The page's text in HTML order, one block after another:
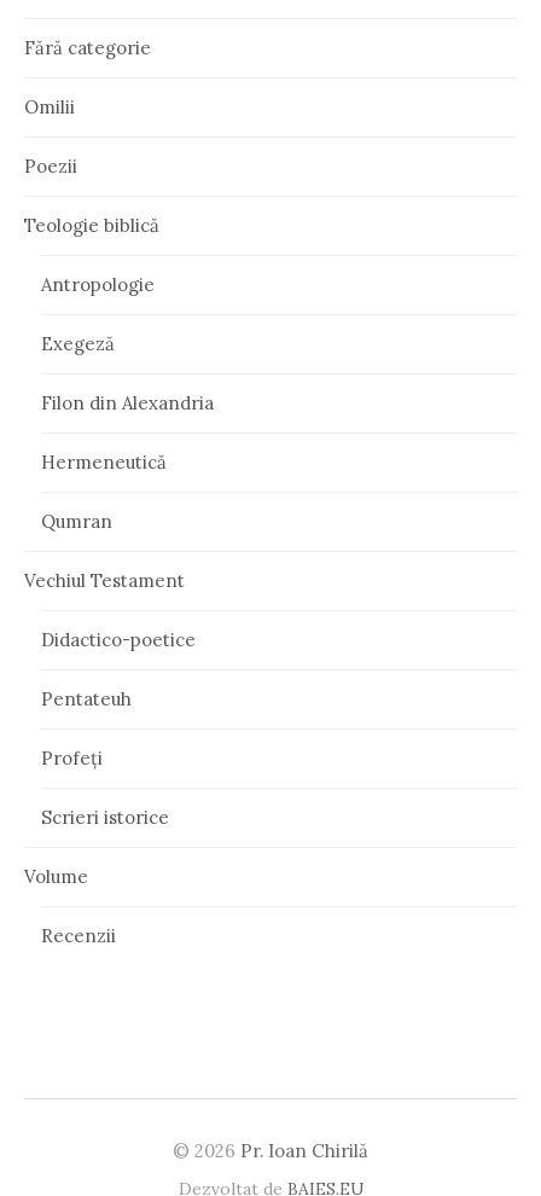
Fără categorie
Omilii
Poezii
Teologie biblică
Antropologie
Exegeză
Filon din Alexandria
Hermeneutică
Qumran
Vechiul Testament
Didactico-poetice
Pentateuh
Profeți
Scrieri istorice
Volume
Recenzii
© 2026 Pr. Ioan Chirilă
Dezvoltat de BAIES.EU